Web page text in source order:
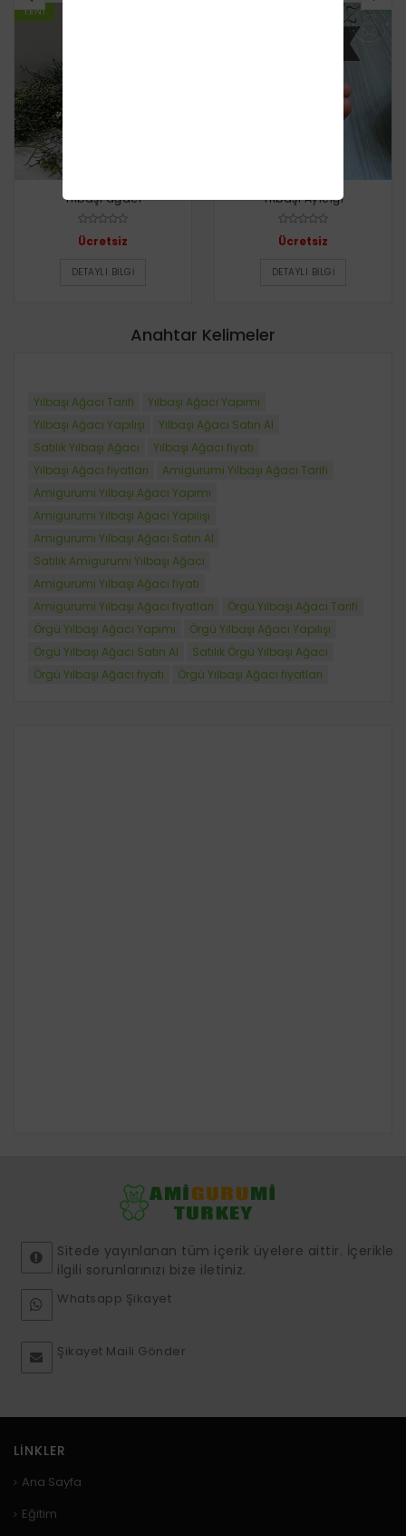
YENI
Yılbaşı ağacı
Ücretsiz
DETAYLI BILGI
Yılbaşı Ayıcığı
Ücretsiz
DETAYLI BILGI
Anahtar Kelimeler
Yılbaşı Ağacı Tarifi
Yılbaşı Ağacı Yapımı
Yılbaşı Ağacı Yapılışı
Yılbaşı Ağacı Satın Al
Satılık Yılbaşı Ağacı
Yılbaşı Ağacı fiyatı
Yılbaşı Ağacı fiyatları
Amigurumi Yılbaşı Ağacı Tarifi
Amigurumi Yılbaşı Ağacı Yapımı
Amigurumi Yılbaşı Ağacı Yapılışı
Amigurumi Yılbaşı Ağacı Satın Al
Satılık Amigurumi Yılbaşı Ağacı
Amigurumi Yılbaşı Ağacı fiyatı
Amigurumi Yılbaşı Ağacı fiyatları
Örgü Yılbaşı Ağacı Tarifi
Örgü Yılbaşı Ağacı Yapımı
Örgü Yılbaşı Ağacı Yapılışı
Örgü Yılbaşı Ağacı Satın Al
Satılık Örgü Yılbaşı Ağacı
Örgü Yılbaşı Ağacı fiyatı
Örgü Yılbaşı Ağacı fiyatları
Sitede yayınlanan tüm içerik üyelere aittir. İçerikle
ilgili sorunlarınızı bize iletiniz.
Whatsapp Şikayet
Şikayet Maili Gönder
LINKLER
Ana Sayfa
Eğitim